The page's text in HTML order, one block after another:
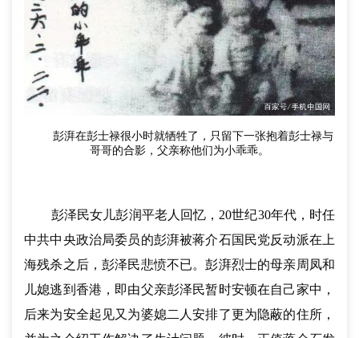
彭湃在彭士禄很小时就牺牲了，只留下一张抱着彭士禄与
哥哥的合影，父亲称他们为小乖乖。
彭泽民女儿彭润平老人回忆，20世纪30年代，时任
中共中央政治局委员的彭湃被蒋介石国民党反动派在上
海残杀之后，彭泽民悲愤不已。彭湃烈士的母亲周凤和
儿媳逃到香港，即由父亲彭泽民暂时安顿在自己家中，
后来为安全起见又为婆媳二人安排了更为隐蔽的住所，